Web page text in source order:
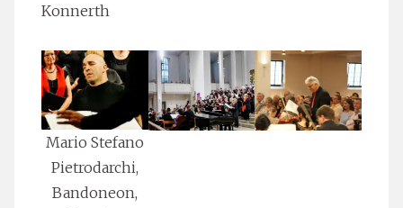
Konnerth
Mario Stefano
Pietrodarchi,
Bandoneon,